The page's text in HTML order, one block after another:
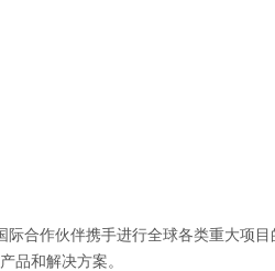
合作伙伴携手进行全球各类重大项
品和解决方案。